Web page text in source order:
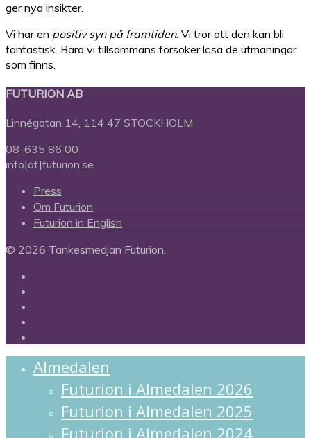
ger nya insikter.
Vi har en positiv syn på framtiden. Vi tror att den kan bli
fantastisk. Bara vi tillsammans försöker lösa de utmaningar
som finns.
FUTURION AB
Linnégatan 14, 114 47 STOCKHOLM
08-635 86 00
info[at]futurion.se
Press
Om Futurion
Futurion in English
© 2026 Tankesmedjan Futurion.
Almedalen
Futurion i Almedalen 2026
Futurion i Almedalen 2025
Futurion i Almedalen 2024